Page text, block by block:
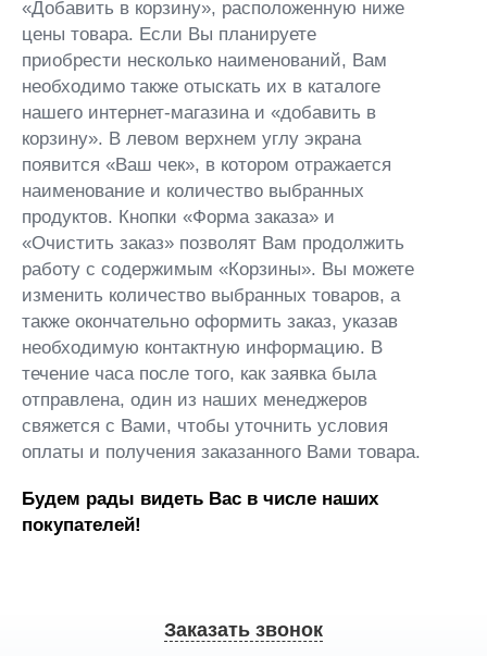
«Добавить в корзину», расположенную ниже
цены товара. Если Вы планируете
приобрести несколько наименований, Вам
необходимо также отыскать их в каталоге
нашего интернет-магазина и «добавить в
корзину». В левом верхнем углу экрана
появится «Ваш чек», в котором отражается
наименование и количество выбранных
продуктов. Кнопки «Форма заказа» и
«Очистить заказ» позволят Вам продолжить
работу с содержимым «Корзины». Вы можете
изменить количество выбранных товаров, а
также окончательно оформить заказ, указав
необходимую контактную информацию. В
течение часа после того, как заявка была
отправлена, один из наших менеджеров
свяжется с Вами, чтобы уточнить условия
оплаты и получения заказанного Вами товара.
Будем рады видеть Вас в числе наших
покупателей!
Заказать звонок